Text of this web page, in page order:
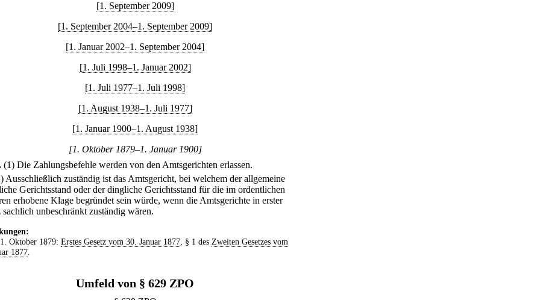
[1. September 2009]
[1. September 2004–1. September 2009]
[1. Januar 2002–1. September 2004]
[1. Juli 1998–1. Januar 2002]
[1. Juli 1977–1. Juli 1998]
[1. August 1938–1. Juli 1977]
[1. Januar 1900–1. August 1938]
[1. Oktober 1879–1. Januar 1900]
(1) Die Zahlungsbefehle werden von den Amtsgerichten erlassen.
Ausschließlich zuständig ist das Amtsgericht, bei welchem der allgemeine
Gerichtsstand oder der dingliche Gerichtsstand für die im ordentlichen
erhobene Klage begründet sein würde, wenn die Amtsgerichte in erster
sachlich unbeschränkt zuständig wären.
Oktober 1879: Erstes Gesetz vom 30. Januar 1877, § 1 des Zweiten Gesetzes vom
1877.
Umfeld von § 629 ZPO